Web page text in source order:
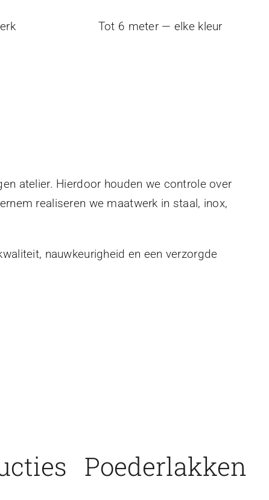
Tot 6 meter — elke kleur
atelier. Hierdoor houden we controle over
realiseren we maatwerk in staal, inox,
nauwkeurigheid en een verzorgde
Poederlakken